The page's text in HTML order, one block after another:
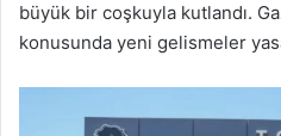
büyük bir coşkuyla kutlandı.
konusunda yeni gelismeler